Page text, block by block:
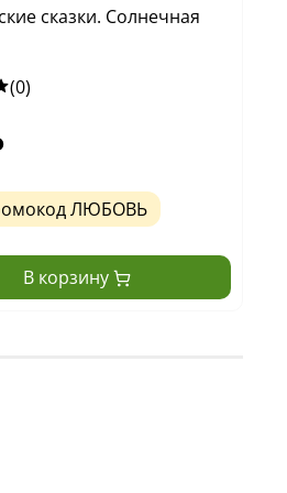
сказки. Солнечная
(0)
ЛЮБОВЬ
В корзину